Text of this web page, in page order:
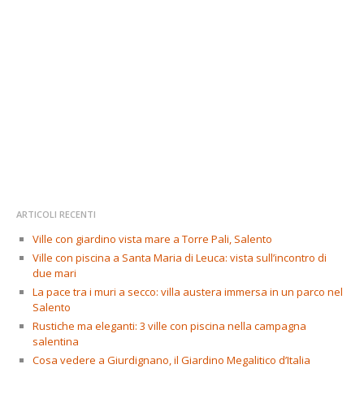
ARTICOLI RECENTI
Ville con giardino vista mare a Torre Pali, Salento
Ville con piscina a Santa Maria di Leuca: vista sull’incontro di
due mari
La pace tra i muri a secco: villa austera immersa in un parco nel
Salento
Rustiche ma eleganti: 3 ville con piscina nella campagna
salentina
Cosa vedere a Giurdignano, il Giardino Megalitico d’Italia